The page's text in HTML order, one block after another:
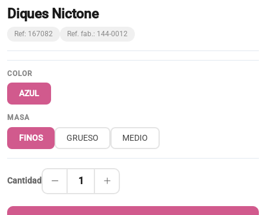
Diques Nictone
Ref: 167082 Ref. fab.: 144-0012
COLOR
AZUL
MASA
FINOS GRUESO MEDIO
Cantidad 1